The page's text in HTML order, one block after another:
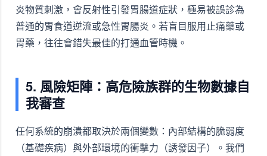
炎物質刺激，會反射性引發胃腸道症狀，極易被誤診為
普通的胃食道逆流或急性胃腸炎。若盲目服用止痛藥或
胃藥，往往會錯失最佳的打通血管時機。
5. 風險矩陣：高危險族群的生物數據自
我審查
任何系統的崩潰都取決於兩個變數：內部結構的脆弱度
（基礎疾病）與外部環境的衝擊力（誘發因子）。我們